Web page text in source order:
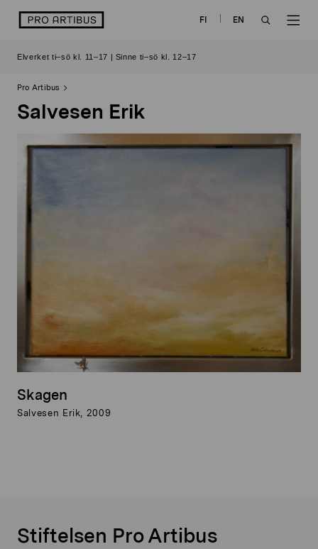
logo FI
EN
Elverket ti–sö kl. 11–17 | Sinne ti–sö kl. 12–17
Pro Artibus
Salvesen Erik
Skagen
Salvesen Erik, 2009
Stiftelsen Pro Artibus